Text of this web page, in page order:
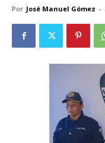
Por José Manuel Gómez -